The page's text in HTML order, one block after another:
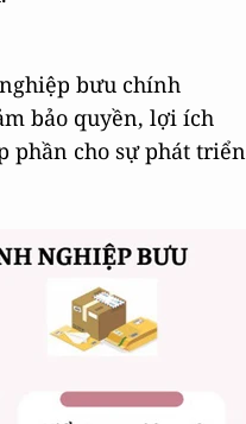
bưu chính
bảo quyền, lợi ích
phần cho sự phát triển